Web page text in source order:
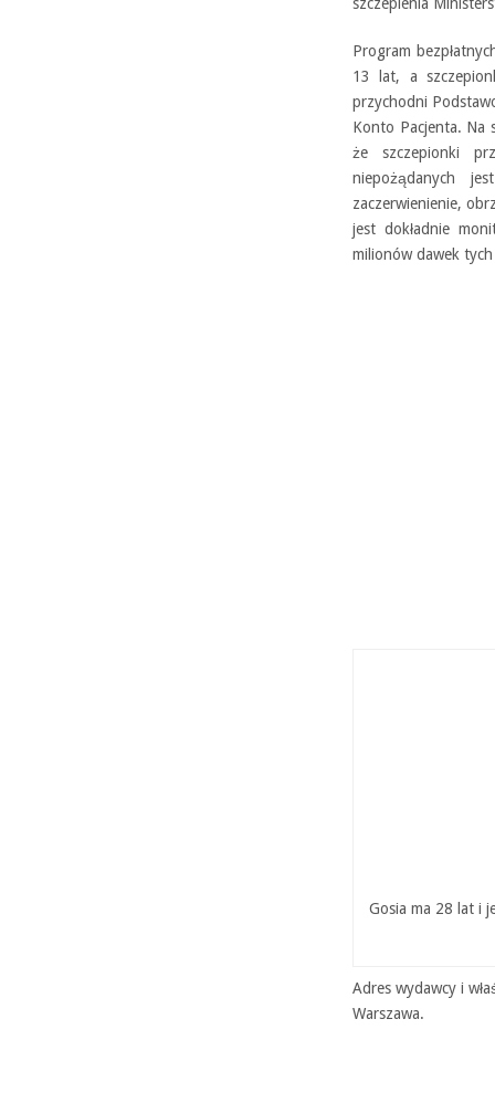
Program
13 lat, a
przychodni
Konto Pacjenta. Na
że szczepionki
niepożądanych
zaczerwienienie,
jest dokładnie
milionów dawek
Gosia ma 28 lat i
Adres wydawcy i
Warszawa.